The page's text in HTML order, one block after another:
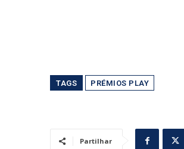
TAGS PRÉMIOS PLAY
Partilhar